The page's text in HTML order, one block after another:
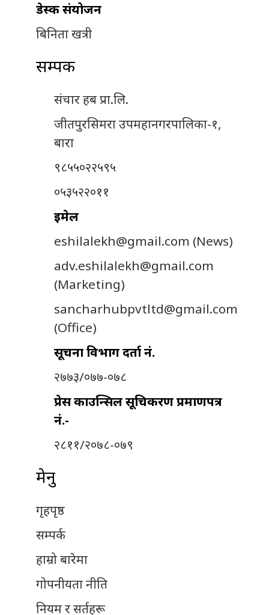
डेस्क संयोजन
बिनिता खत्री
सम्पर्क
संचार हब प्रा.लि.
जीतपुरसिमरा उपमहानगरपालिका-१,
बारा
९८५५०२२५९५
०५३५२२०११
इमेल
eshilalekh@gmail.com (News)
adv.eshilalekh@gmail.com
(Marketing)
sancharhubpvtltd@gmail.com
(Office)
सूचना विभाग दर्ता नं.
२७७३/०७७-०७८
प्रेस काउन्सिल सूचिकरण प्रमाणपत्र
नं.-
२८११/२०७८-०७९
मेनु
गृहपृष्ठ
सम्पर्क
हाम्रो बारेमा
गोपनीयता नीति
नियम र सर्तहरू